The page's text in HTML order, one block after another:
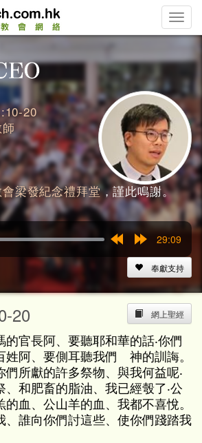
Toggle
20
梁發紀念禮拜堂，謹此鳴謝。
15s
29:09
奉獻支持
網上聖經
20
的官長阿、要聽耶和華的話‧你們
姓阿、要側耳聽我們 神的訓誨。
們所獻的許多祭物、與我何益呢‧
、和肥畜的脂油、我已經彀了‧公
的血、公山羊的血、我都不喜悅。
、誰向你們討這些、使你們踐踏我